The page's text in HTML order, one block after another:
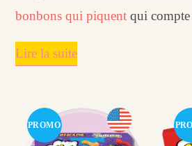
bonbons qui piquent qui
Lire la suite
PROMO